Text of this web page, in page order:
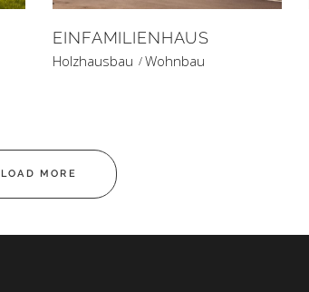
EINFAMILIENHAUS
Holzhausbau Wohnbau
LOAD MORE